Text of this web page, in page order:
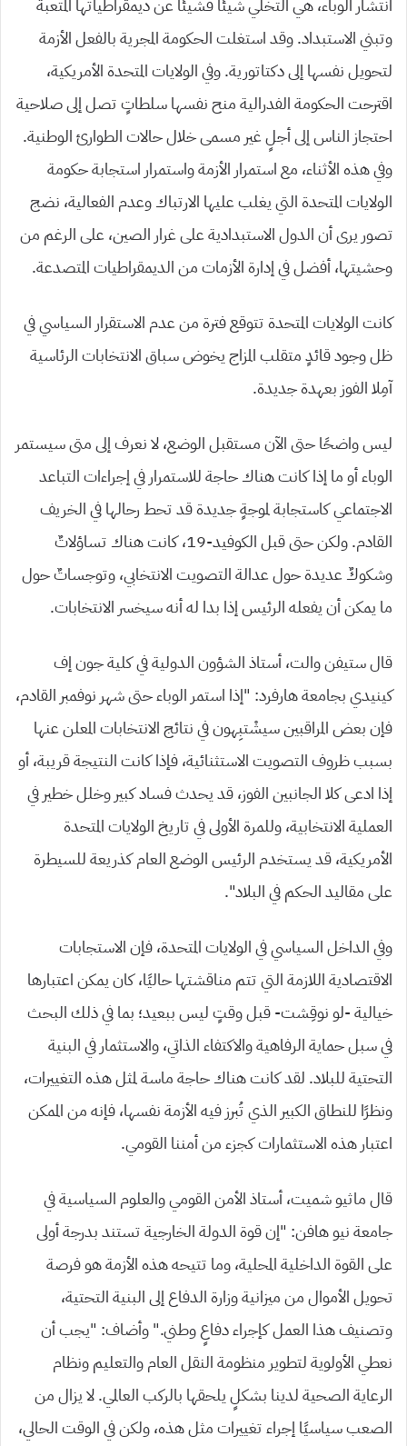
وتبني الاستبداد. وقد استغلت الحكومة المجرية بالفعل الأزمة
لتحويل نفسها إلى دكتاتورية. وفي الولايات المتحدة الأمريكية،
اقترحت الحكومة الفدرالية منح نفسها سلطاتٍ تصل إلى صلاحية
احتجاز الناس إلى أجلٍ غير مسمى خلال حالات الطوارئ الوطنية.
وفي هذه الأثناء، مع استمرار الأزمة واستمرار استجابة حكومة
الولايات المتحدة التي يغلب عليها الارتباك وعدم الفعالية، نضج
تصور يرى أن الدول الاستبدادية على غرار الصين، على الرغم من
وحشيتها، أفضل في إدارة الأزمات من الديمقراطيات المتصدعة.
كانت الولايات المتحدة تتوقع فترة من عدم الاستقرار السياسي في
ظل وجود قائدٍ متقلب المزاج يخوض سباق الانتخابات الرئاسية
آمِلا الفوز بعهدة جديدة.
ليس واضحًا حتى الآن مستقبل الوضع، لا نعرف إلى متى سيستمر
الوباء أو ما إذا كانت هناك حاجة للاستمرار في إجراءات التباعد
الاجتماعي كاستجابة لموجةٍ جديدة قد تحط رحالها في الخريف
القادم. ولكن حتى قبل الكوفيد-19، كانت هناك تساؤلاتٌ
وشكوكٌ عديدة حول عدالة التصويت الانتخابي، وتوجساتٌ حول
ما يمكن أن يفعله الرئيس إذا بدا له أنه سيخسر الانتخابات.
قال ستيفن والت، أستاذ الشؤون الدولية في كلية جون إف
كينيدي بجامعة هارفرد: “إذا استمر الوباء حتى شهر نوفمبر القادم،
فإن بعض المراقبين سيشْتبِهون في نتائج الانتخابات المعلن عنها
بسبب ظروف التصويت الاستثنائية، فإذا كانت النتيجة قريبة، أو
إذا ادعى كلا الجانبين الفوز، قد يحدث فساد كبير وخلل خطير في
العملية الانتخابية، وللمرة الأولى في تاريخ الولايات المتحدة
الأمريكية، قد يستخدم الرئيس الوضع العام كذريعة للسيطرة
على مقاليد الحكم في البلاد”.
وفي الداخل السياسي في الولايات المتحدة، فإن الاستجابات
الاقتصادية اللازمة التي تتم مناقشتها حاليًا، كان يمكن اعتبارها
خيالية -لو نوقِشت- قبل وقتٍ ليس ببعيد؛ بما في ذلك البحث
في سبل حماية الرفاهية والاكتفاء الذاتي، والاستثمار في البنية
التحتية للبلاد. لقد كانت هناك حاجة ماسة لمثل هذه التغييرات،
ونظرًا للنطاق الكبير الذي تُبرز فيه الأزمة نفسها، فإنه من الممكن
اعتبار هذه الاستثمارات كجزء من أمننا القومي.
قال ماثيو شميت، أستاذ الأمن القومي والعلوم السياسية في
جامعة نيو هافن: “إن قوة الدولة الخارجية تستند بدرجة أولى
على القوة الداخلية المحلية، وما تتيحه هذه الأزمة هو فرصة
تحويل الأموال من ميزانية وزارة الدفاع إلى البنية التحتية،
وتصنيف هذا العمل كإجراء دفاعٍ وطني.” وأضاف: “يجب أن
نعطي الأولوية لتطوير منظومة النقل العام والتعليم ونظام
الرعاية الصحية لدينا بشكلٍ يلحقها بالركب العالمي. لا يزال من
الصعب سياسيًا إجراء تغييرات مثل هذه، ولكن في الوقت الحالي،